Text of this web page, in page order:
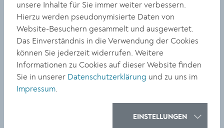
schließlich doch zu einem Happy End! Auch wenn
Adam und Eva dafür in den sprichwörtlich sauren Apfel
beißen müssen. Die Lesung wird von Norbert Polek am
Piano begleitet. Im Anschluss gibt es ein Buffet.
Donnerstag, 22. Jänner, 19:00 Uhr
Stadtpfarrkirche St. Veit, Pfarrplatz 5, 3500 Krems
pfarrkanzlei@domderwachau.at
unsere Inhalte für Sie immer weiter verbessern.
Hierzu werden pseudonymisierte Daten von
Website-Besuchern gesammelt und ausgewertet.
Das Einverständnis in die Verwendung der Cookies
können Sie jederzeit widerrufen. Weitere
Informationen zu Cookies auf dieser Website finden
Sie in unserer Datenschutzerklärung und zu uns im
Impressum.
EINSTELLUNGEN